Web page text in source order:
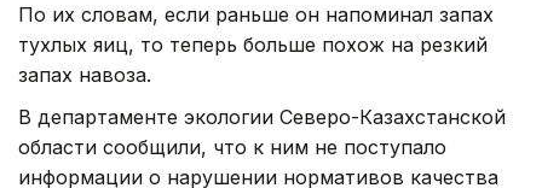
По их словам, если раньше он напоминал запах
тухлых яиц, то теперь больше похож на резкий
запах навоза.
В департаменте экологии Северо-Казахстанской
области сообщили, что к ним не поступало
информации о нарушении нормативов качества